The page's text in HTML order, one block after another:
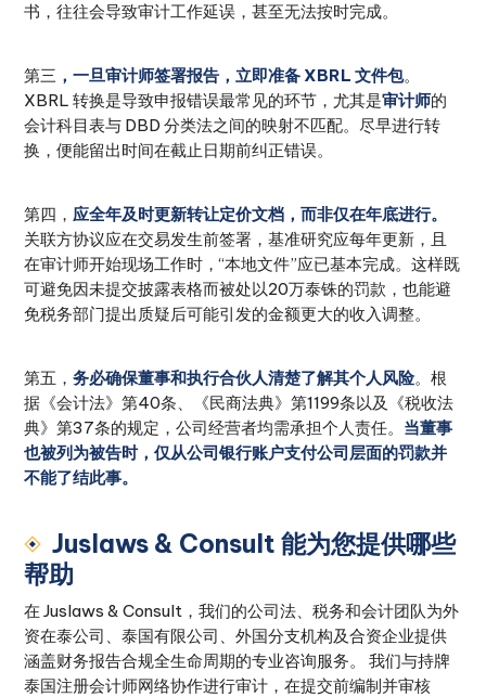
书，往往会导致审计工作延误，甚至无法按时完成。
第三 ，一旦审计师签署报告，立即准备 XBRL 文件包。
XBRL 转换是导致申报错误最常见的环节，尤其是审计师的
会计科目表与 DBD 分类法之间的映射不匹配。尽早进行转
换，便能留出时间在截止日期前纠正错误。
第四，应全年及时更新转让定价文档，而非仅在年底进行。
关联方协议应在交易发生前签署，基准研究应每年更新，且
在审计师开始现场工作时，“本地文件”应已基本完成。这样既
可避免因未提交披露表格而被处以20万泰铢的罚款，也能避
免税务部门提出质疑后可能引发的金额更大的收入调整。
第五，务必确保董事和执行合伙人清楚了解其个人风险。根
据《会计法》第40条、《民商法典》第1199条以及《税收法
典》第37条的规定，公司经营者均需承担个人责任。 当董事
也被列为被告时，仅从公司银行账户支付公司层面的罚款并
不能了结此事。
Juslaws & Consult 能为您提供哪些
帮助
在 Juslaws & Consult，我们的公司法、税务和会计团队为外
资在泰公司、泰国有限公司、外国分支机构及合资企业提供
涵盖财务报告合规全生命周期的专业咨询服务。 我们与持牌
泰国注册会计师网络协作进行审计，在提交前编制并审核